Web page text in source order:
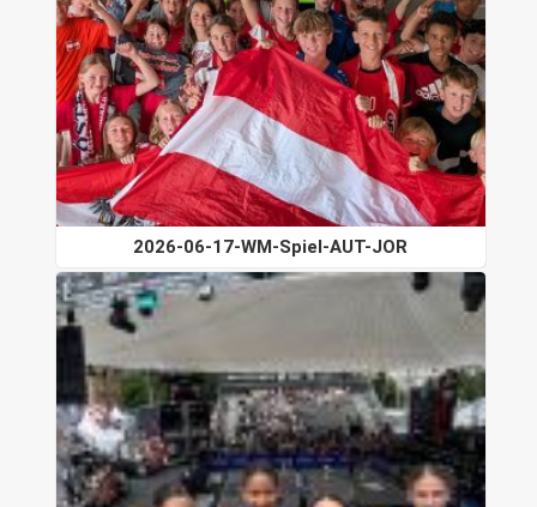
2026-06-17-WM-Spiel-AUT-JOR